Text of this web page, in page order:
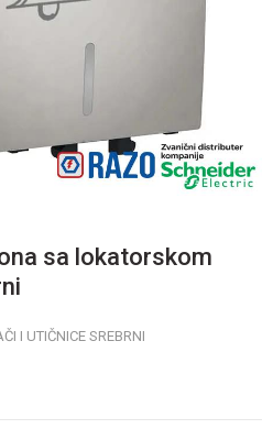
sa lokatorskom
I UTIČNICE SREBRNI